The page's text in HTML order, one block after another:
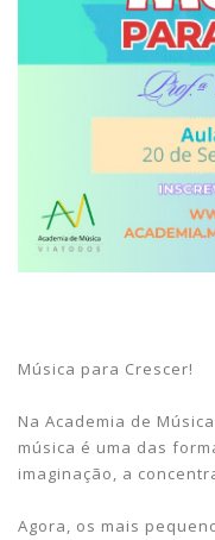
Música para Crescer!
Na Academia de
música é uma das
imaginação, a
Agora, os mais